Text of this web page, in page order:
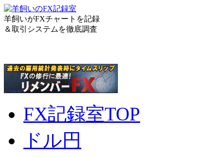
羊飼いがFXチャートを記録
＆取引システムを徹底調査
FX記録室TOP
ドル円